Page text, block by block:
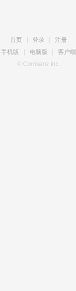
首页 登录
注册
手机版
电脑版
客户端
© Comsenz Inc.